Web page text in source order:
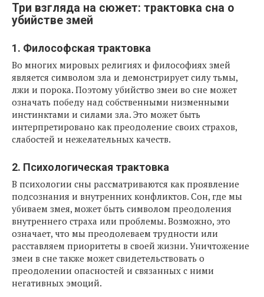
Три взгляда на сюжет: трактовка сна о
убийстве змей
1. Философская трактовка
Во многих мировых религиях и философиях змей
является символом зла и демонстрирует силу тьмы,
лжи и порока. Поэтому убийство змеи во сне может
означать победу над собственными низменными
инстинктами и силами зла. Это может быть
интерпретировано как преодоление своих страхов,
слабостей и нежелательных качеств.
2. Психологическая трактовка
В психологии сны рассматриваются как проявление
подсознания и внутренних конфликтов. Сон, где мы
убиваем змея, может быть символом преодоления
внутреннего страха или проблемы. Возможно, это
означает, что мы преодолеваем трудности или
расставляем приоритеты в своей жизни. Уничтожение
змеи в сне также может свидетельствовать о
преодолении опасностей и связанных с ними
негативных эмоций.